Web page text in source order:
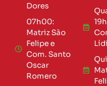
Dores
07h00:
Matriz São
Felipe e
Com. Santo
Oscar
Romero